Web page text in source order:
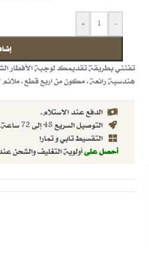
-
+
تفنني بطريقة تقديمك لوجبة الأفطار
هندسية رائعة، مكون من اربع قطع، ملائم
الدفع عند الاستلام.
التوصيل السريع 48 إلى 72 ساعة.
التقسيط تابي و تمارا
أحصل علىأولوية التغليف والشحن